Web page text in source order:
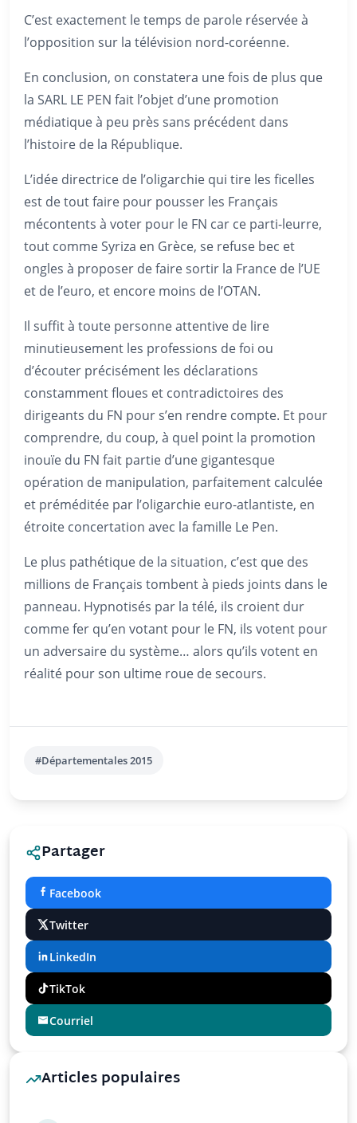
C’est exactement le temps de parole réservée à
l’opposition sur la télévision nord-coréenne.
En conclusion, on constatera une fois de plus que
la SARL LE PEN fait l’objet d’une promotion
médiatique à peu près sans précédent dans
l’histoire de la République.
L’idée directrice de l’oligarchie qui tire les ficelles
est de tout faire pour pousser les Français
mécontents à voter pour le FN car ce parti-leurre,
tout comme Syriza en Grèce, se refuse bec et
ongles à proposer de faire sortir la France de l’UE
et de l’euro, et encore moins de l’OTAN.
Il suffit à toute personne attentive de lire
minutieusement les professions de foi ou
d’écouter précisément les déclarations
constamment floues et contradictoires des
dirigeants du FN pour s’en rendre compte. Et pour
comprendre, du coup, à quel point la promotion
inouïe du FN fait partie d’une gigantesque
opération de manipulation, parfaitement calculée
et préméditée par l’oligarchie euro-atlantiste, en
étroite concertation avec la famille Le Pen.
Le plus pathétique de la situation, c’est que des
millions de Français tombent à pieds joints dans le
panneau. Hypnotisés par la télé, ils croient dur
comme fer qu’en votant pour le FN, ils votent pour
un adversaire du système… alors qu’ils votent en
réalité pour son ultime roue de secours.
#Départementales 2015
Partager
Facebook
Twitter
LinkedIn
TikTok
Courriel
Articles populaires